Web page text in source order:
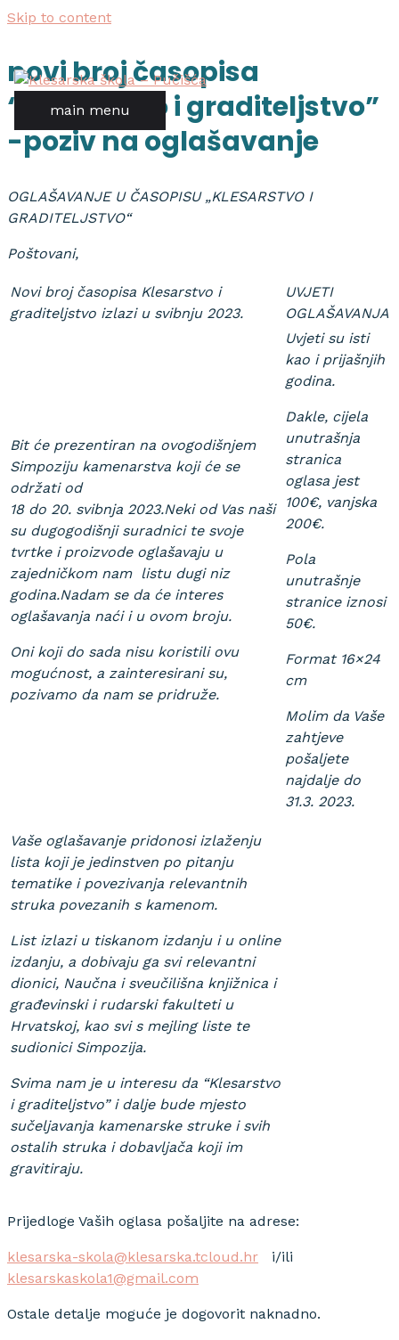
Skip to content
main menu
novi broj časopisa
“klesarstvo i graditeljstvo”
-poziv na oglašavanje
OGLAŠAVANJE U ČASOPISU „KLESARSTVO I
GRADITELJSTVO“
Poštovani,
Novi broj časopisa Klesarstvo i
graditeljstvo izlazi u svibnju 2023.
UVJETI
OGLAŠAVANJA
Bit će prezentiran na ovogodišnjem
Simpoziju kamenarstva koji će se
održati od
18 do 20. svibnja 2023.Neki od Vas naši
su dugogodišnji suradnici te svoje
tvrtke i proizvode oglašavaju u
zajedničkom nam listu dugi niz
godina.Nadam se da će interes
oglašavanja naći i u ovom broju.
Oni koji do sada nisu koristili ovu
mogućnost, a zainteresirani su,
pozivamo da nam se pridruže.
Uvjeti su isti
kao i prijašnjih
godina.
Dakle, cijela
unutrašnja
stranica
oglasa jest
100€, vanjska
200€.
Pola
unutrašnje
stranice iznosi
50€.
Format 16×24
cm
Molim da Vaše
zahtjeve
pošaljete
najdalje do
31.3. 2023.
Vaše oglašavanje pridonosi izlaženju
lista koji je jedinstven po pitanju
tematike i povezivanja relevantnih
struka povezanih s kamenom.
List izlazi u tiskanom izdanju i u online
izdanju, a dobivaju ga svi relevantni
dionici, Naučna i sveučilišna knjižnica i
građevinski i rudarski fakulteti u
Hrvatskoj, kao svi s mejling liste te
sudionici Simpozija.
Svima nam je u interesu da “Klesarstvo
i graditeljstvo” i dalje bude mjesto
sučeljavanja kamenarske struke i svih
ostalih struka i dobavljača koji im
gravitiraju.
Prijedloge Vaših oglasa pošaljite na adrese:
klesarska-skola@klesarska.tcloud.hr i/ili
klesarskaskola1@gmail.com
Ostale detalje moguće je dogovorit naknadno.